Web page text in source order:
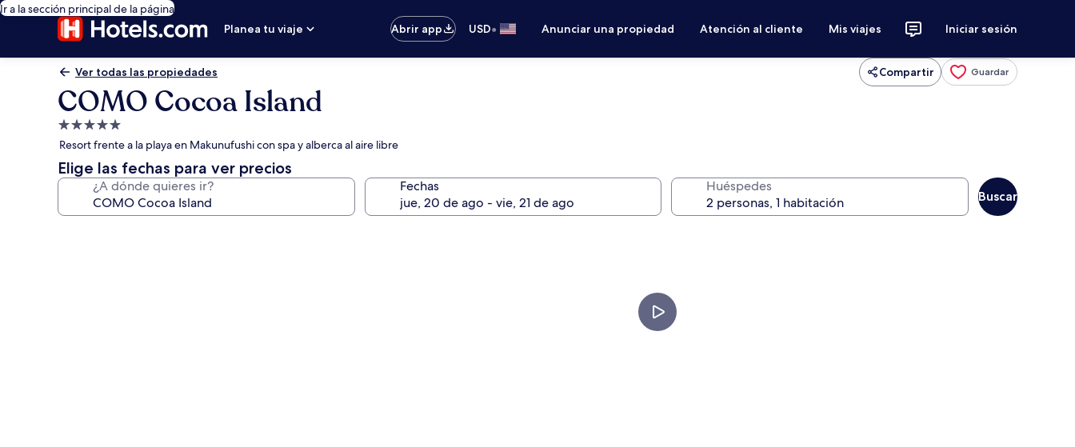
Ir a la sección principal de la página
Planea tu viaje
Abrir app USD• Anunciar una propiedad Atención al cliente Mis viajes Iniciar sesión
Ver todas las propiedades Compartir Guardar
COMO Cocoa Island
Propiedad
de
5.0
estrellas
Resort frente a la playa en Makunufushi con spa y alberca al aire libre
Elige las fechas para ver precios
¿A dónde quieres ir? Fechas Huéspedes
Buscar